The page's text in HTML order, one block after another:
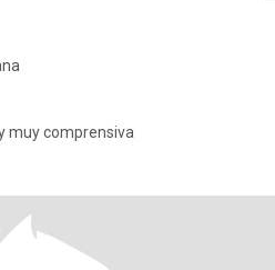
muy comprensiva